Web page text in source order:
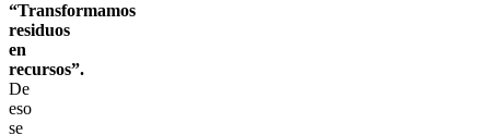
“Transformamos
residuos
en
recursos”.
De
eso
se